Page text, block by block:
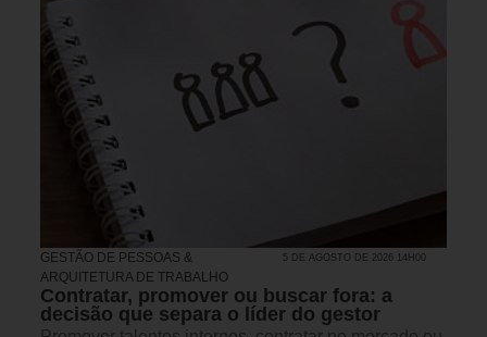
GESTÃO DE PESSOAS &
ARQUITETURA DE TRABALHO
5 DE AGOSTO DE 2026 14H00
Contratar, promover ou buscar fora: a
decisão que separa o líder do gestor